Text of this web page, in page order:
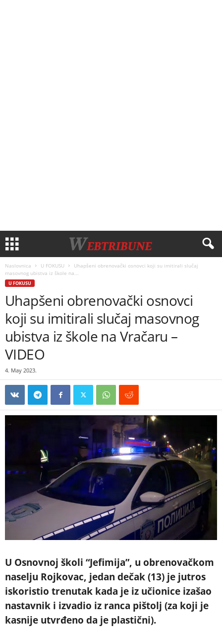
Naslovnica U FOKUSU
Uhapšeni obrenovački osnovci koji su imitirali slučaj
masovnog ubistva iz škole na...
U FOKUSU
Uhapšeni obrenovački osnovci
koji su imitirali slučaj masovnog
ubistva iz škole na Vračaru –
VIDEO
4. May 2023.
U Osnovnoj školi “Jefimija”, u obrenovačkom
naselju Rojkovac, jedan dečak (13) je jutros
iskoristio trenutak kada je iz učionice izašao
nastavnik i izvadio iz ranca pištolj (za koji je
kasnije utvrđeno da je plastični).